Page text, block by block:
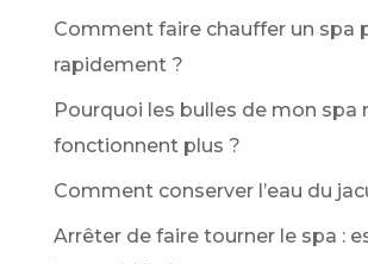
Comment faire chauffer un spa
rapidement ?
Pourquoi les bulles de mon spa
fonctionnent plus ?
Comment conserver l’eau du
Arrêter de faire tourner le spa :